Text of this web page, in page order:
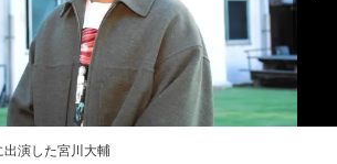
出演した宮川大輔